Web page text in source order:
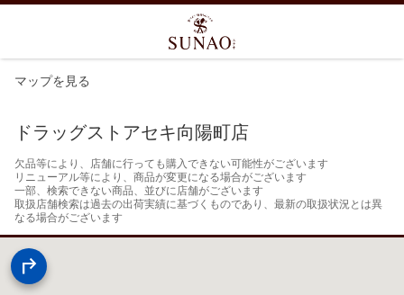
マップを見る
ドラッグストアセキ向陽町店
欠品等により、店舗に行っても購入できない可能性がございます
リニューアル等により、商品が変更になる場合がございます
一部、検索できない商品、並びに店舗がございます
取扱店舗検索は過去の出荷実績に基づくものであり、最新の取扱状況とは異
なる場合がございます